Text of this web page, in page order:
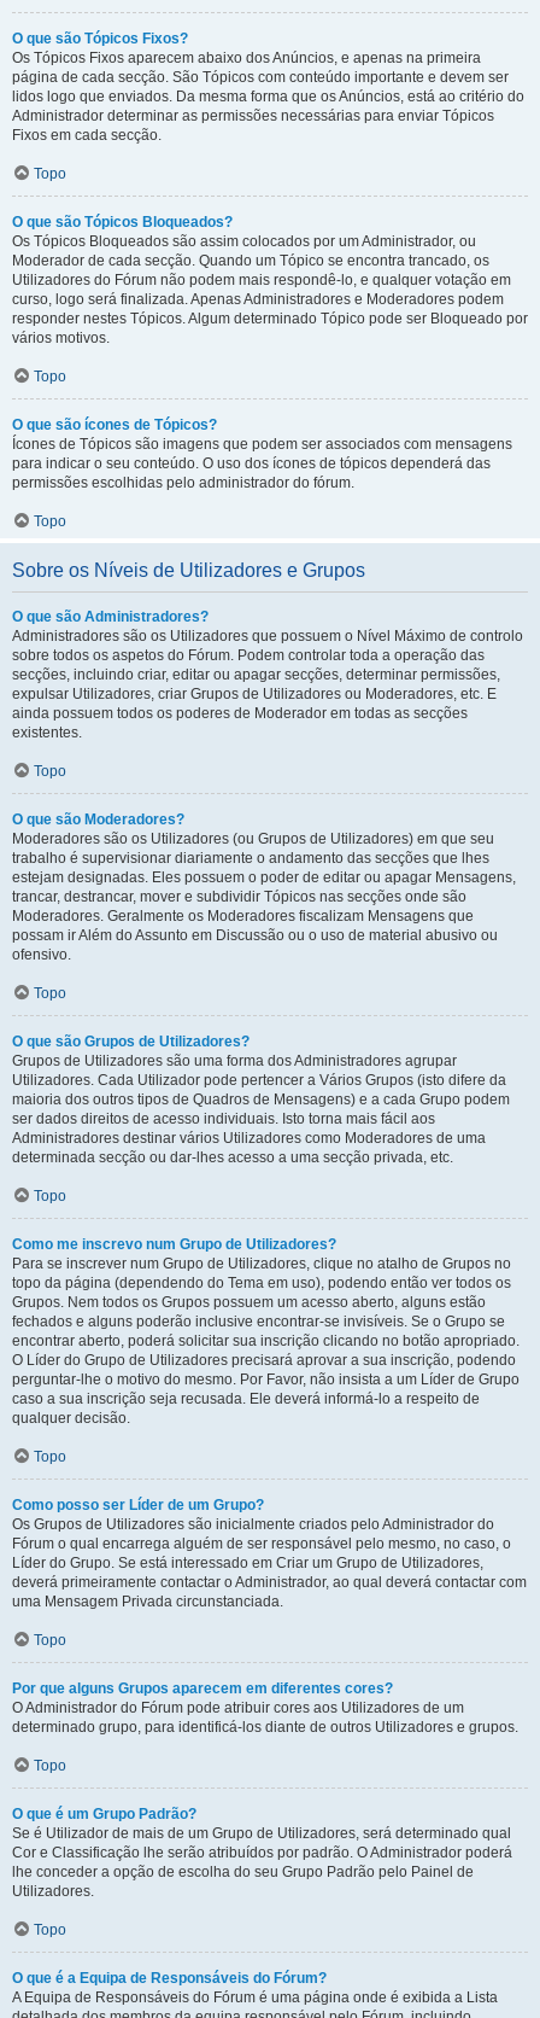
O que são Tópicos Fixos?
Os Tópicos Fixos aparecem abaixo dos Anúncios, e apenas na primeira
página de cada secção. São Tópicos com conteúdo importante e devem ser
lidos logo que enviados. Da mesma forma que os Anúncios, está ao critério do
Administrador determinar as permissões necessárias para enviar Tópicos
Fixos em cada secção.
Topo
O que são Tópicos Bloqueados?
Os Tópicos Bloqueados são assim colocados por um Administrador, ou
Moderador de cada secção. Quando um Tópico se encontra trancado, os
Utilizadores do Fórum não podem mais respondê-lo, e qualquer votação em
curso, logo será finalizada. Apenas Administradores e Moderadores podem
responder nestes Tópicos. Algum determinado Tópico pode ser Bloqueado por
vários motivos.
Topo
O que são ícones de Tópicos?
Ícones de Tópicos são imagens que podem ser associados com mensagens
para indicar o seu conteúdo. O uso dos ícones de tópicos dependerá das
permissões escolhidas pelo administrador do fórum.
Topo
Sobre os Níveis de Utilizadores e Grupos
O que são Administradores?
Administradores são os Utilizadores que possuem o Nível Máximo de controlo
sobre todos os aspetos do Fórum. Podem controlar toda a operação das
secções, incluindo criar, editar ou apagar secções, determinar permissões,
expulsar Utilizadores, criar Grupos de Utilizadores ou Moderadores, etc. E
ainda possuem todos os poderes de Moderador em todas as secções
existentes.
Topo
O que são Moderadores?
Moderadores são os Utilizadores (ou Grupos de Utilizadores) em que seu
trabalho é supervisionar diariamente o andamento das secções que lhes
estejam designadas. Eles possuem o poder de editar ou apagar Mensagens,
trancar, destrancar, mover e subdividir Tópicos nas secções onde são
Moderadores. Geralmente os Moderadores fiscalizam Mensagens que
possam ir Além do Assunto em Discussão ou o uso de material abusivo ou
ofensivo.
Topo
O que são Grupos de Utilizadores?
Grupos de Utilizadores são uma forma dos Administradores agrupar
Utilizadores. Cada Utilizador pode pertencer a Vários Grupos (isto difere da
maioria dos outros tipos de Quadros de Mensagens) e a cada Grupo podem
ser dados direitos de acesso individuais. Isto torna mais fácil aos
Administradores destinar vários Utilizadores como Moderadores de uma
determinada secção ou dar-lhes acesso a uma secção privada, etc.
Topo
Como me inscrevo num Grupo de Utilizadores?
Para se inscrever num Grupo de Utilizadores, clique no atalho de Grupos no
topo da página (dependendo do Tema em uso), podendo então ver todos os
Grupos. Nem todos os Grupos possuem um acesso aberto, alguns estão
fechados e alguns poderão inclusive encontrar-se invisíveis. Se o Grupo se
encontrar aberto, poderá solicitar sua inscrição clicando no botão apropriado.
O Líder do Grupo de Utilizadores precisará aprovar a sua inscrição, podendo
perguntar-lhe o motivo do mesmo. Por Favor, não insista a um Líder de Grupo
caso a sua inscrição seja recusada. Ele deverá informá-lo a respeito de
qualquer decisão.
Topo
Como posso ser Líder de um Grupo?
Os Grupos de Utilizadores são inicialmente criados pelo Administrador do
Fórum o qual encarrega alguém de ser responsável pelo mesmo, no caso, o
Líder do Grupo. Se está interessado em Criar um Grupo de Utilizadores,
deverá primeiramente contactar o Administrador, ao qual deverá contactar com
uma Mensagem Privada circunstanciada.
Topo
Por que alguns Grupos aparecem em diferentes cores?
O Administrador do Fórum pode atribuir cores aos Utilizadores de um
determinado grupo, para identificá-los diante de outros Utilizadores e grupos.
Topo
O que é um Grupo Padrão?
Se é Utilizador de mais de um Grupo de Utilizadores, será determinado qual
Cor e Classificação lhe serão atribuídos por padrão. O Administrador poderá
lhe conceder a opção de escolha do seu Grupo Padrão pelo Painel de
Utilizadores.
Topo
O que é a Equipa de Responsáveis do Fórum?
A Equipa de Responsáveis do Fórum é uma página onde é exibida a Lista